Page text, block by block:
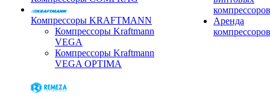
Компрессоры KRAFTMANN
Компрессоры Kraftmann
VEGA
Компрессоры Kraftmann
VEGA OPTIMA
компрессоров
Аренда
компрессоров